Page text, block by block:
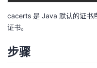
程
认
的
我
术
支
云
声
cacerts 是 Java 默认的证书
证书。
步骤